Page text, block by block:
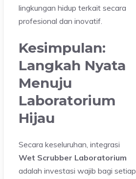
lingkungan hidup terkait secara
profesional dan inovatif.
Kesimpulan:
Langkah Nyata
Menuju
Laboratorium
Hijau
Secara keseluruhan, integrasi
Wet Scrubber Laboratorium
adalah investasi wajib bagi setiap